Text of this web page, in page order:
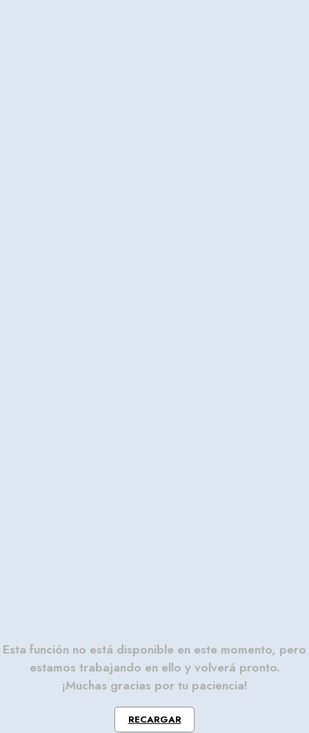
Esta función no está disponible en este momento, pero
estamos trabajando en ello y volverá pronto.
¡Muchas gracias por tu paciencia!
RECARGAR